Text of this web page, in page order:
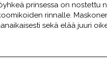
prinsessa on nostettu
rinnalle.
sekä elää juuri